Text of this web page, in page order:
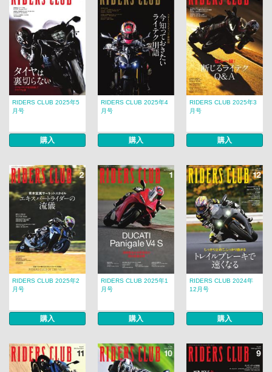
RIDERS CLUB 2025年5
月号
購入
RIDERS CLUB 2025年4
月号
購入
RIDERS CLUB 2025年3
月号
購入
RIDERS CLUB 2025年2
月号
購入
RIDERS CLUB 2025年1
月号
購入
RIDERS CLUB 2024年
12月号
購入